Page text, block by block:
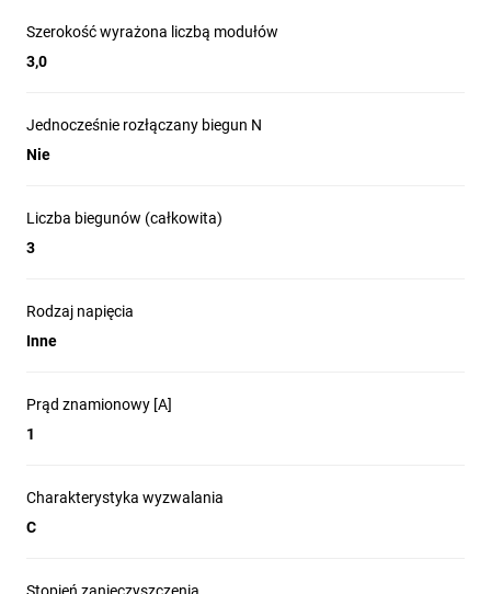
Szerokość wyrażona liczbą modułów
3,0
Jednocześnie rozłączany biegun N
Nie
Liczba biegunów (całkowita)
3
Rodzaj napięcia
Inne
Prąd znamionowy [A]
1
Charakterystyka wyzwalania
C